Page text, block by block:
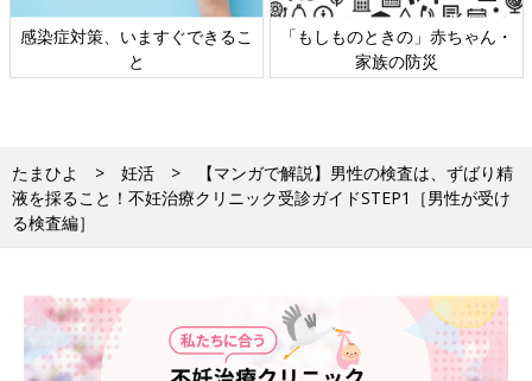
感染症対策、いますぐできるこ
と
「もしものときの」赤ちゃん・
家族の防災
たまひよ 妊活
【マンガで解説】男性の検査は、ずばり精
液を採ること！不妊治療クリニック受診ガイドSTEP1［男性が受け
る検査編］